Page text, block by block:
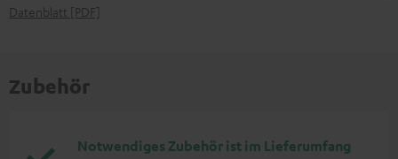
Datenblatt [PDF]
Zubehör
Notwendiges Zubehör ist im Lieferumfang